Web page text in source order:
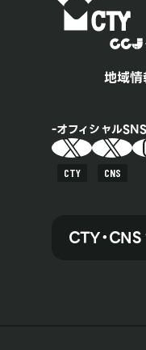
地域情
オフィシャルSNS
CTY CNS
CTY・CNS